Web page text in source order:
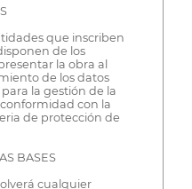
que inscriben
de los
la obra al
de los datos
la gestión de la
con la
de protección de
BASES
cualquier